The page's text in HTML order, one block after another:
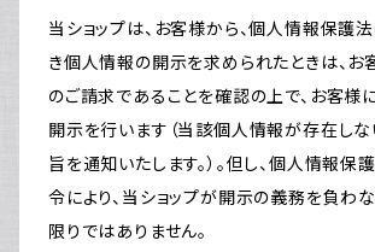
当ショップは、お客様から、個人情報保護
き個人情報の開示を求められたときは、お
のご請求であることを確認の上で、お客様
開示を行います（当該個人情報が存在しな
旨を通知いたします。）。但し、個人情報保
令により、当ショップが開示の義務を負わ
限りではありません。